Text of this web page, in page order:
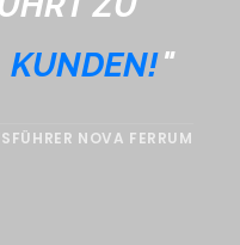
KUNDEN!"
NOVA FERRUM